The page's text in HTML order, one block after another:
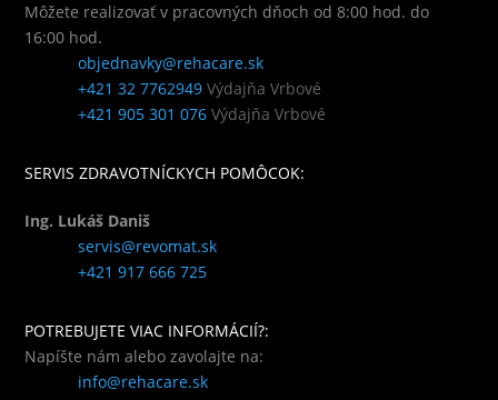
Môžete realizovať v pracovných dňoch od 8:00 hod. do
16:00 hod.
objednavky@rehacare.sk
+421 32 7762949Výdajňa Vrbové
+421 905 301 076Výdajňa Vrbové
SERVIS ZDRAVOTNÍCKYCH POMÔCOK:
Ing. Lukáš Daniš
servis@revomat.sk
+421 917 666 725
POTREBUJETE VIAC INFORMÁCIÍ?:
Napíšte nám alebo zavolajte na:
info@rehacare.sk